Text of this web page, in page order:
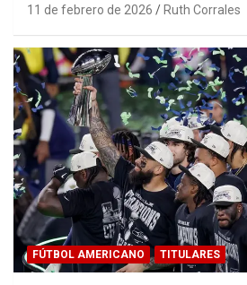
11 de febrero de 2026 Ruth Corrales
FÚTBOL AMERICANO TITULARES